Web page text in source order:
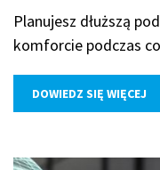
Planujesz dłuższą
komforcie podczas
DOWIEDZ SIĘ WIĘCEJ